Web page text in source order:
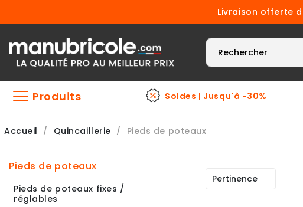
Livraison offerte
Produits Soldes | Jusqu'à -30%
Accueil Quincaillerie Pieds de poteaux
pieds de poteaux
Pieds de poteaux fixes /
réglables
Pertinence